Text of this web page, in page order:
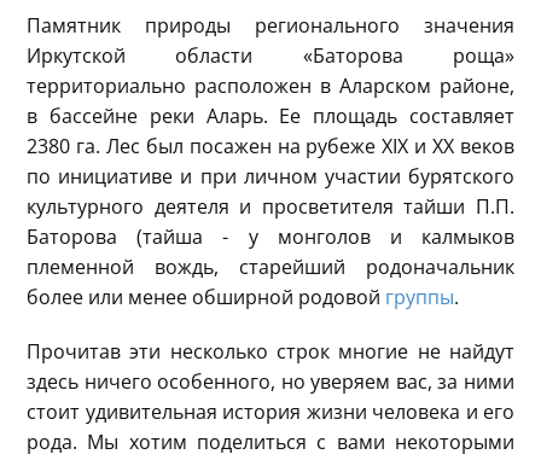
Памятник природы регионального значения
Иркутской области «Баторова роща»
территориально расположен в Аларском районе,
в бассейне реки Аларь. Ее площадь составляет
2380 га. Лес был посажен на рубеже XIX и XX веков
по инициативе и при личном участии бурятского
культурного деятеля и просветителя тайши П.П.
Баторова (тайша - у монголов и калмыков
племенной вождь, старейший родоначальник
более или менее обширной родовой группы.
Прочитав эти несколько строк многие не найдут
здесь ничего особенного, но уверяем вас, за ними
стоит удивительная история жизни человека и его
рода. Мы хотим поделиться с вами некоторыми